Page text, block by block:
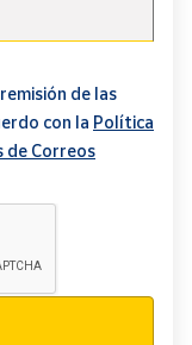
de las
con la Política
de Correos